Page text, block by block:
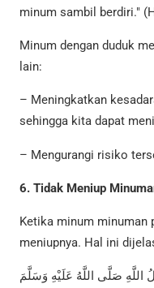
minum sambil berdiri."
Minum dengan duduk
lain:
– Meningkatkan
sehingga kita dapat
– Mengurangi risiko
6. Tidak Meniup
Ketika minum minuman
meniupnya. Hal ini
صَلَّى اللَّهُ عَلَيْهِ وَسَلَّمَ